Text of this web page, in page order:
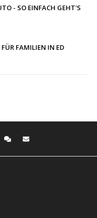
- SO EINFACH GEHT'S
FAMILIEN IN ED